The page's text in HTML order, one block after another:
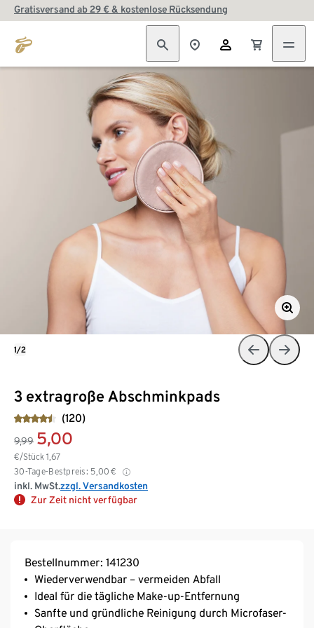
Gratisversand ab 29 € & kostenlose Rücksendung
3 extragroße Abschminkpads
(120)
9,99 5,00
€/Stück 1,67
30-Tage-Bestpreis: 5,00 €
inkl. MwSt.zzgl. Versandkosten
Zur Zeit nicht verfügbar
1/2
Bestellnummer: 141230
Wiederverwendbar – vermeiden Abfall
Ideal für die tägliche Make-up-Entfernung
Sanfte und gründliche Reinigung durch Microfaser-